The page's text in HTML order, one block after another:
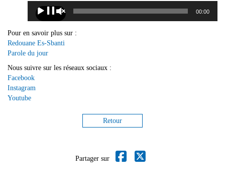
audio
00:00 00:00
Pour en savoir plus sur :
Redouane Es-Sbanti
Parole du jour
Nous suivre sur les réseaux sociaux :
Facebook
Instagram
Youtube
Retour
Partager sur